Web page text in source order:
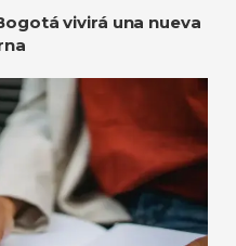
vivirá una nueva